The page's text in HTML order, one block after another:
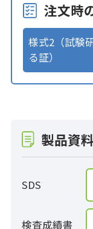
注文時
様式2（試験
る証）
製品資
SDS
検査成績書